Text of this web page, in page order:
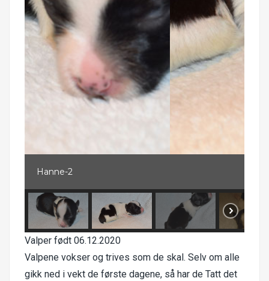
Hanne-2
Valper født 06.12.2020
Valpene vokser og trives som de skal. Selv om alle
gikk ned i vekt de første dagene, så har de Tatt det